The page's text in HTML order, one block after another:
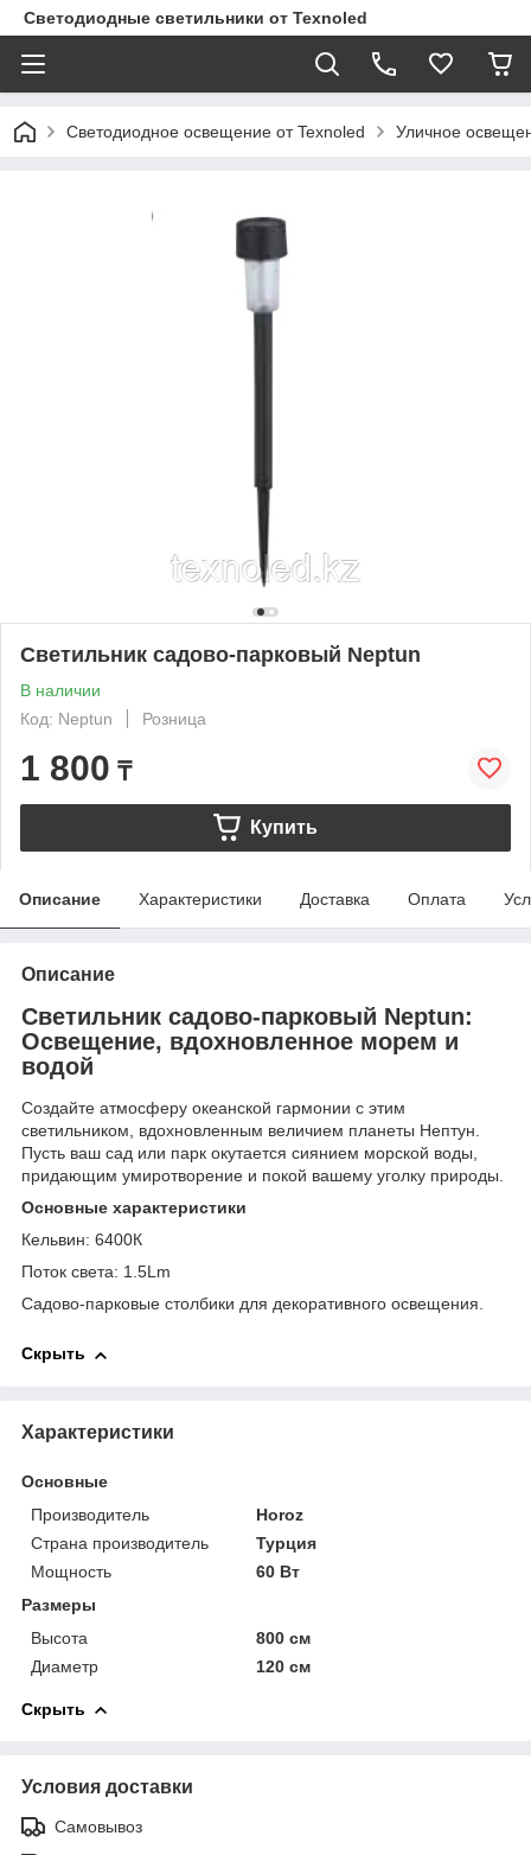
Светодиодные светильники от Texnoled
Светодиодное освещение от Texnoled Уличное
Светильник садово-парковый Neptun
В наличии
Код: Neptun
Розница
1 800 ₸
Купить
Описание Характеристики Доставка Оплата
Описание
Светильник садово-парковый Neptun:
Освещение, вдохновленное морем и
водой
Создайте атмосферу океанской гармонии с этим
светильником, вдохновленным величием планеты Нептун.
Пусть ваш сад или парк окутается сиянием морской воды,
придающим умиротворение и покой вашему уголку природы.
Основные характеристики
Кельвин: 6400К
Поток света: 1.5Lm
Садово-парковые столбики для декоративного освещения.
Скрыть
Характеристики
Основные
Производитель
Horoz
Страна производитель
Турция
Мощность
60 Вт
Размеры
Высота
800 см
Диаметр
120 см
Скрыть
Условия доставки
Самовывоз